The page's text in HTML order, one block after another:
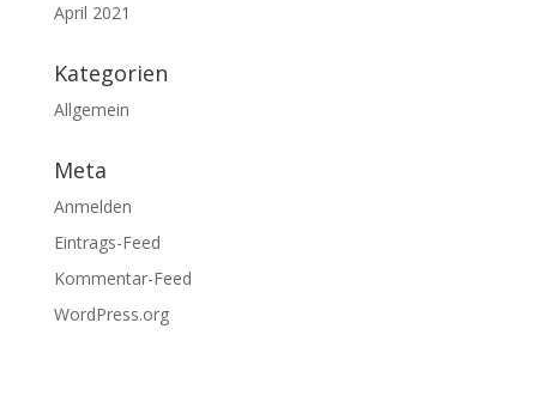
April 2021
Kategorien
Allgemein
Meta
Anmelden
Eintrags-Feed
Kommentar-Feed
WordPress.org